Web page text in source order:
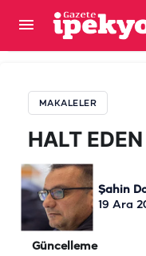
MAKALELER
HALT
Şahin
19 Ara
Güncelleme
HALT EDEN KİM?